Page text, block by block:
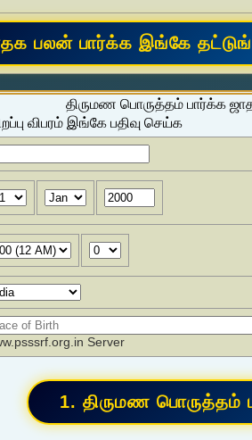
திருமண பொருத்தம் பார்க்க
விபரம் இங்கே பதிவு செய்க
Server